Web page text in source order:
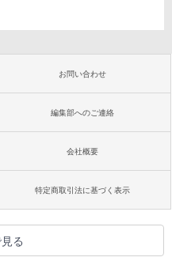
お問い合わせ
編集部へのご連絡
会社概要
特定商取引法に基づく表示
る